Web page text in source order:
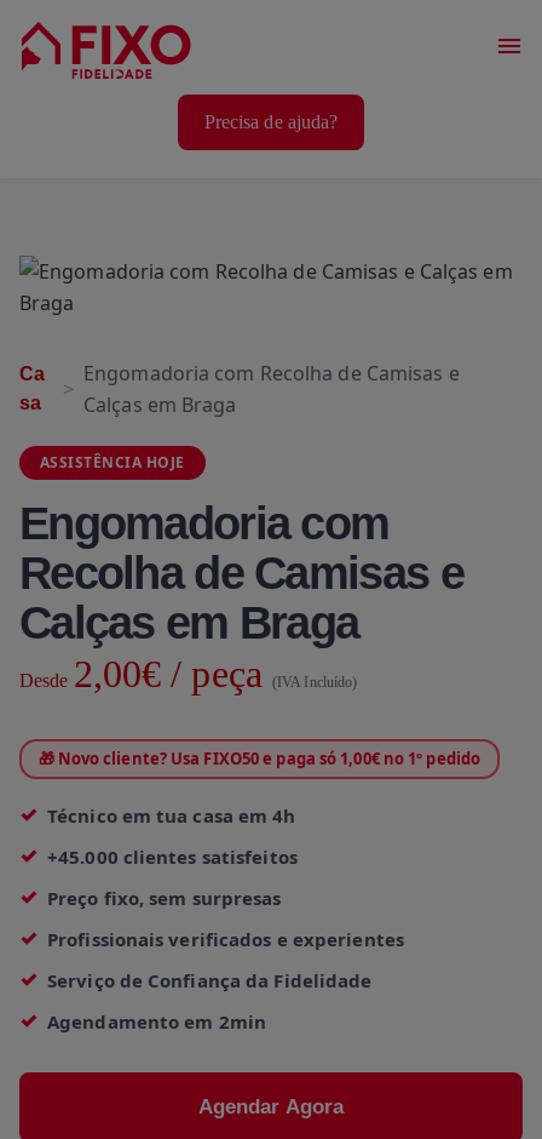
Serviços Casa
Precisa de ajuda?
Ca
sa
Engomadoria com Recolha de Camisas e
Calças em Braga
ASSISTÊNCIA HOJE
Engomadoria com
Recolha de Camisas e
Calças em Braga
Desde 2,00€ / peça (IVA Incluído)
🎁 Novo cliente? Usa FIXO50 e paga só 1,00€ no 1º pedido
Técnico em tua casa em 4h
+45.000 clientes satisfeitos
Preço fixo, sem surpresas
Profissionais verificados e experientes
Serviço de Confiança da Fidelidade
Agendamento em 2min
Agendar Agora